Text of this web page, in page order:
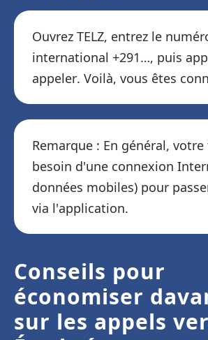
Ouvrez TELZ, entrez le
international +291…, puis
appeler. Voilà, vous êtes
Remarque : En général,
besoin d'une connexion
données mobiles) pour
via l'application.
Conseils pour
économiser
sur les appels